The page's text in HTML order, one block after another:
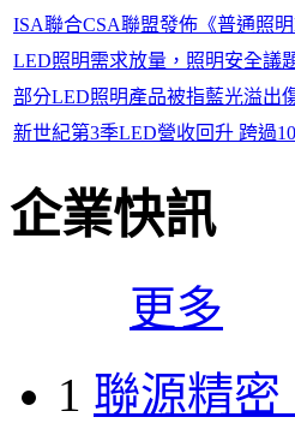
ISA聯合CSA聯盟發佈《普通照
LED照明需求放量，照明安全議
部分LED照明產品被指藍光溢出
新世紀第3季LED營收回升 跨過
企業快訊
更多
1 聯源精密